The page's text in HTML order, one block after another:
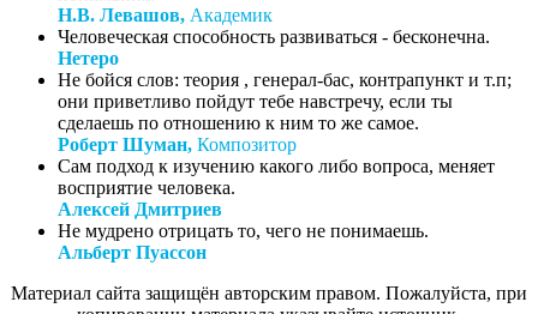
Н.В. Левашов, Академик
Человеческая способность развиваться - бесконечна.
Нетеро
Не бойся слов: теория , генерал-бас, контрапункт и т.п;
они приветливо пойдут тебе навстречу, если ты
сделаешь по отношению к ним то же самое.
Роберт Шуман, Композитор
Сам подход к изучению какого либо вопроса, меняет
восприятие человека.
Алексей Дмитриев
Не мудрено отрицать то, чего не понимаешь.
Альберт Пуассон
Материал сайта защищён авторским правом. Пожалуйста, при